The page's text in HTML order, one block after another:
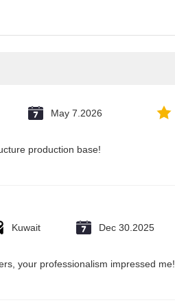
May 7.2026
production base!
Kuwait Dec 30.2025
your professionalism impressed me!